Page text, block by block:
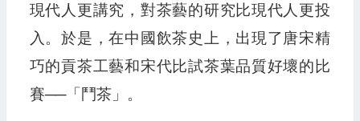
現代人更講究，對茶藝的研究比現代人更投
入。於是，在中國飲茶史上，出現了唐宋精
巧的貢茶工藝和宋代比試茶葉品質好壞的比
賽──「鬥茶」。